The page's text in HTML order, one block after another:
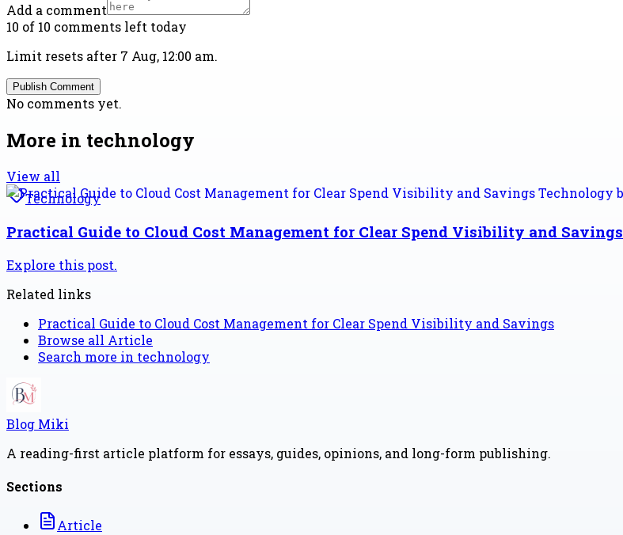
Add a comment
10 of 10 comments left today
Limit resets after 7 Aug, 12:00 am.
Publish Comment
No comments yet.
More in technology
View all
Technology
Practical Guide to Cloud Cost Management for Clear Spend Visibility and Savings
Explore this post.
Related links
Practical Guide to Cloud Cost Management for Clear Spend Visibility and Savings
Browse all Article
Search more in technology
Blog Miki
A reading-first article platform for essays, guides, opinions, and long-form publishing.
Sections
Article